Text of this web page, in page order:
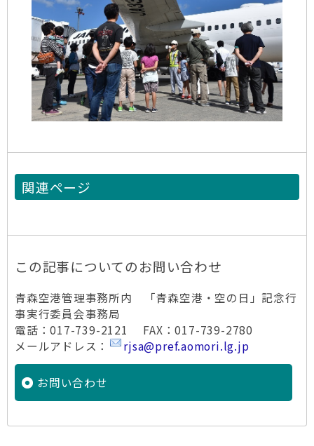
関連ページ
この記事についてのお問い合わせ
青森空港管理事務所内 「青森空港・空の日」記念行
事実行委員会事務局
電話：017-739-2121 FAX：017-739-2780
メールアドレス：
rjsa@pref.aomori.lg.jp
お問い合わせ